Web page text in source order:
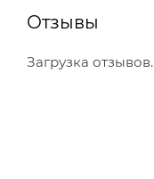
Отзывы
Загрузка